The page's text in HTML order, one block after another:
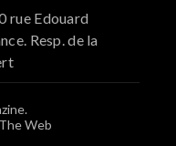
rue Edouard
Resp. de la
Web